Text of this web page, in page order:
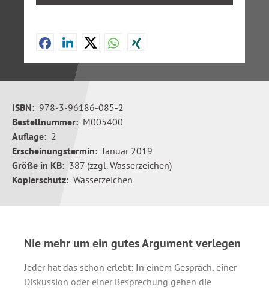
ISBN: 978-3-96186-085-2
Bestellnummer: M005400
Auflage: 2
Erscheinungstermin: Januar 2019
Größe in KB: 387 (zzgl. Wasserzeichen)
Kopierschutz: Wasserzeichen
Nie mehr um ein gutes Argument verlegen
Jeder hat das schon erlebt: In einem Gespräch, einer
Diskussion oder einer Besprechung gehen die